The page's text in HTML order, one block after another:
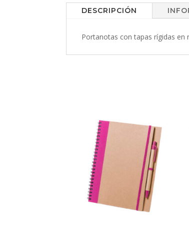
DESCRIPCIÓN
Portanotas con tapas rígidas en